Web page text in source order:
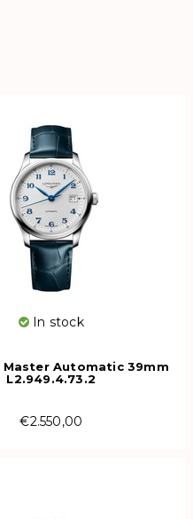
In stock
Master Automatic 39mm
L2.949.4.73.2
€2.550,00